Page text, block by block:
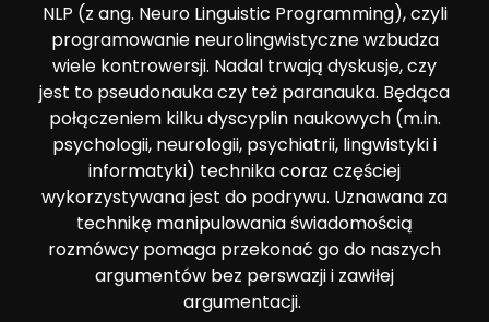
NLP (z ang. Neuro Linguistic Programming), czyli
programowanie neurolingwistyczne wzbudza
wiele kontrowersji. Nadal trwają dyskusje, czy
jest to pseudonauka czy też paranauka. Będąca
połączeniem kilku dyscyplin naukowych (m.in.
psychologii, neurologii, psychiatrii, lingwistyki i
informatyki) technika coraz częściej
wykorzystywana jest do podrywu. Uznawana za
technikę manipulowania świadomością
rozmówcy pomaga przekonać go do naszych
argumentów bez perswazji i zawiłej
argumentacji.